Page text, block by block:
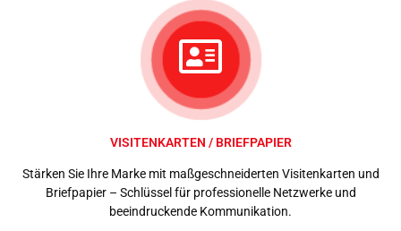
VISITENKARTEN / BRIEFPAPIER
Stärken Sie Ihre Marke mit maßgeschneiderten Visitenkarten und
Briefpapier – Schlüssel für professionelle Netzwerke und
beeindruckende Kommunikation.